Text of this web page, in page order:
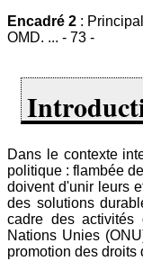
Encadré 2 :
OMD. ... - 73 -
Dans le contexte
politique : flambée
doivent d'unir leurs
des solutions
cadre des activités
Nations Unies
promotion des droits